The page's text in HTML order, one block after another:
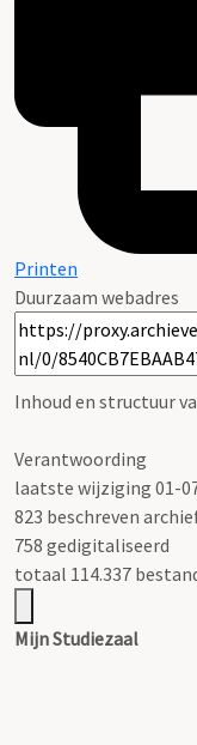
Printen
Duurzaam webadres
Inhoud en structuur
Verantwoording
laatste wijziging 01-
823 beschreven
758 gedigitaliseerd
totaal 114.337
Mijn Studiezaal